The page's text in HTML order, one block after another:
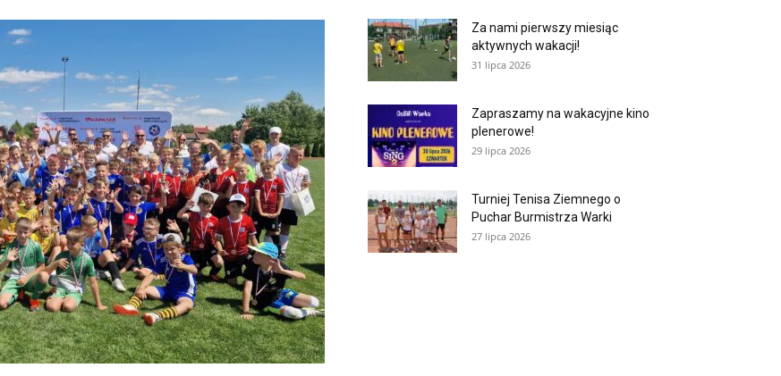
Za nami pierwszy miesiąc
aktywnych wakacji!
31 lipca 2026
Zapraszamy na wakacyjne kino
plenerowe!
29 lipca 2026
Turniej Tenisa Ziemnego o
Puchar Burmistrza Warki
27 lipca 2026